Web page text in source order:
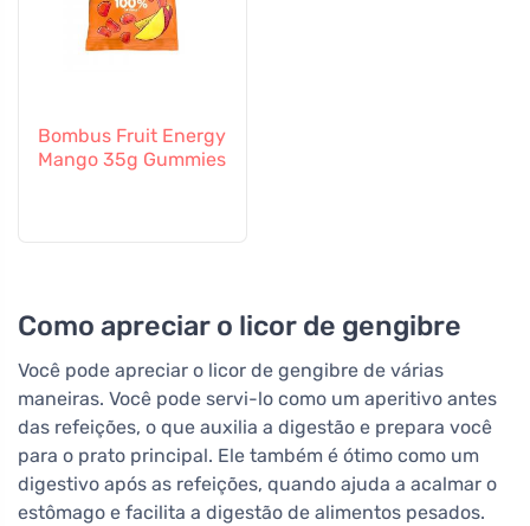
Bombus Fruit Energy
Mango 35g Gummies
Como apreciar o licor de gengibre
Você pode apreciar o licor de gengibre de várias
maneiras. Você pode servi-lo como um aperitivo antes
das refeições, o que auxilia a digestão e prepara você
para o prato principal. Ele também é ótimo como um
digestivo após as refeições, quando ajuda a acalmar o
estômago e facilita a digestão de alimentos pesados.